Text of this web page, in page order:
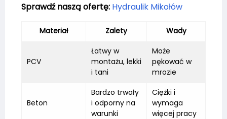
Sprawdź naszą ofertę: Hydraulik Mikołów
Materiał Zalety Wady
PCV
Łatwy w
montażu, lekki
i tani
Może
pękować w
mrozie
Beton
Bardzo trwały
i odporny na
warunki
Ciężki i
wymaga
więcej pracy